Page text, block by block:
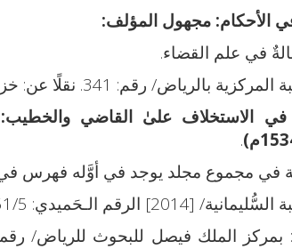
مجهول المؤلف:
في علم القضاء.
بالرياض/ رقم: 341. نقلًا عن: خزانة التراث 70/857، الرقم التسلسلي: 71700.
.
مجموع مجلد يوجد في أوَّله فهرس في صفحة.
[2014] الرقم الـحَميدي: 1051/5.